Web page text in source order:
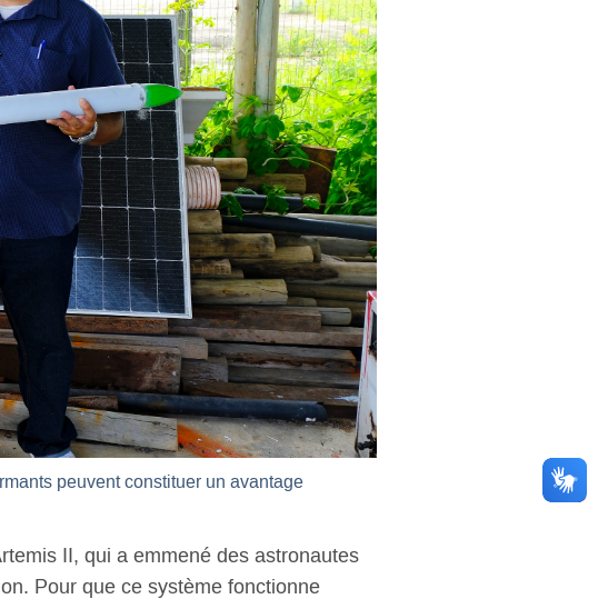
peuvent constituer un avantage
II, qui a emmené des astronautes
Pour que ce système fonctionne